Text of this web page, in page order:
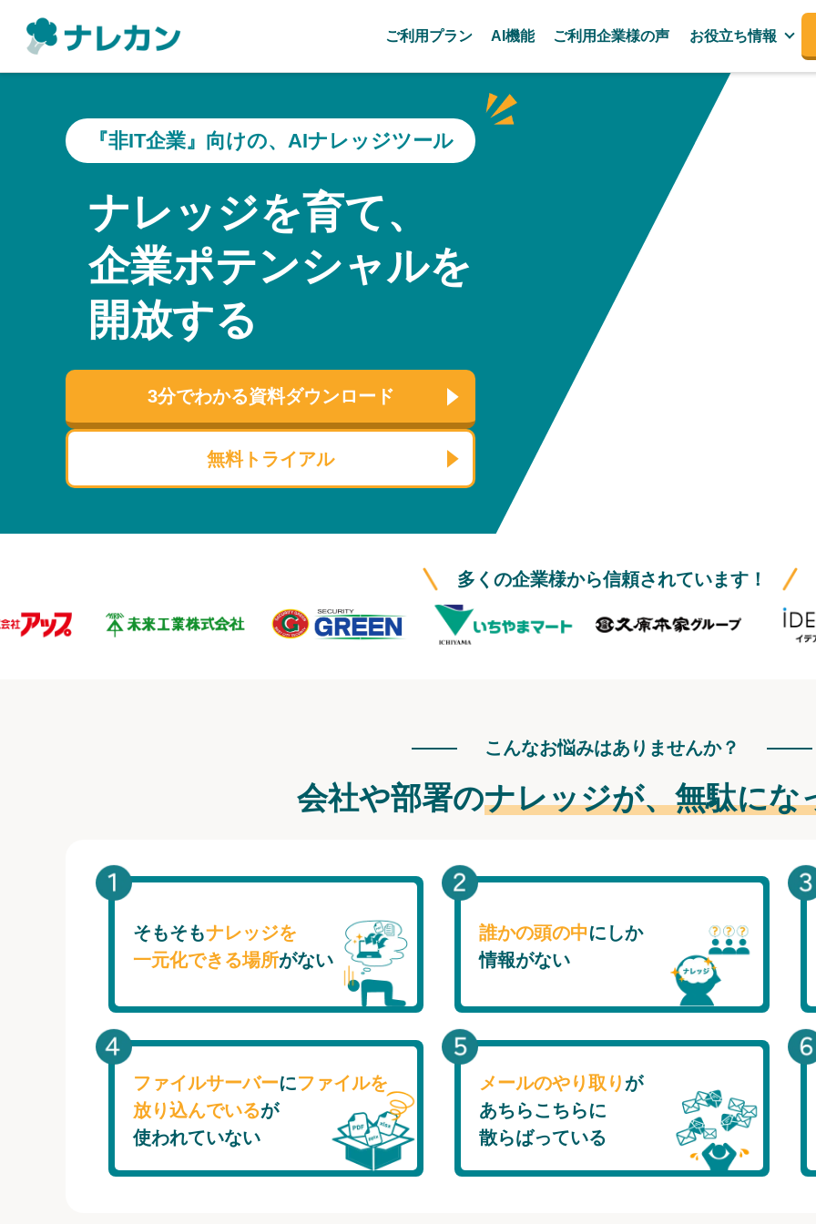
ご利用プラン AI機能 ご利用企業様の声 お役立ち情報
『非IT企業』向けの、AIナレッジツール
ナレッジを育て、
企業ポテンシャルを
開放する
3分でわかる資料ダウンロード
無料トライアル
多くの企業様から信頼されています！
こんなお悩みはありませんか？
会社や部署のナレッジが、無駄にな
そもそもナレッジを
一元化できる場所がない
誰かの頭の中にしか
情報がない
ファイルサーバーにファイルを
放り込んでいるが
使われていない
メールのやり取り が
あちらこちらに
散らばっている